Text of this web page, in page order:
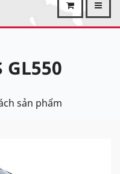
GL550
sản phẩm